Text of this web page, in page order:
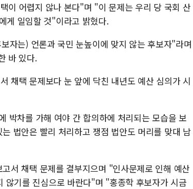
이 어렵지 않나 본다"며 "이 문제는 우리 당 국회 산
게 일임할 것"이라고 밝혔다.
자는) 언론과 국민 눈높이에 맞지 않는 후보자"라며
바 있다.
채택 문제보다 눈 앞에 닥친 내년도 예산 심의가 시
박차를 가해 여야 간 합의하에 처리되는 모습을 보
법안은 빨리 처리하고 쟁점 법안도 머리를 맞대 남
서 채택 문제를 결부지으며 "인사문제로 인해 예산
않기를 진심으로 바란다"며 "홍종학 후보자가 시금